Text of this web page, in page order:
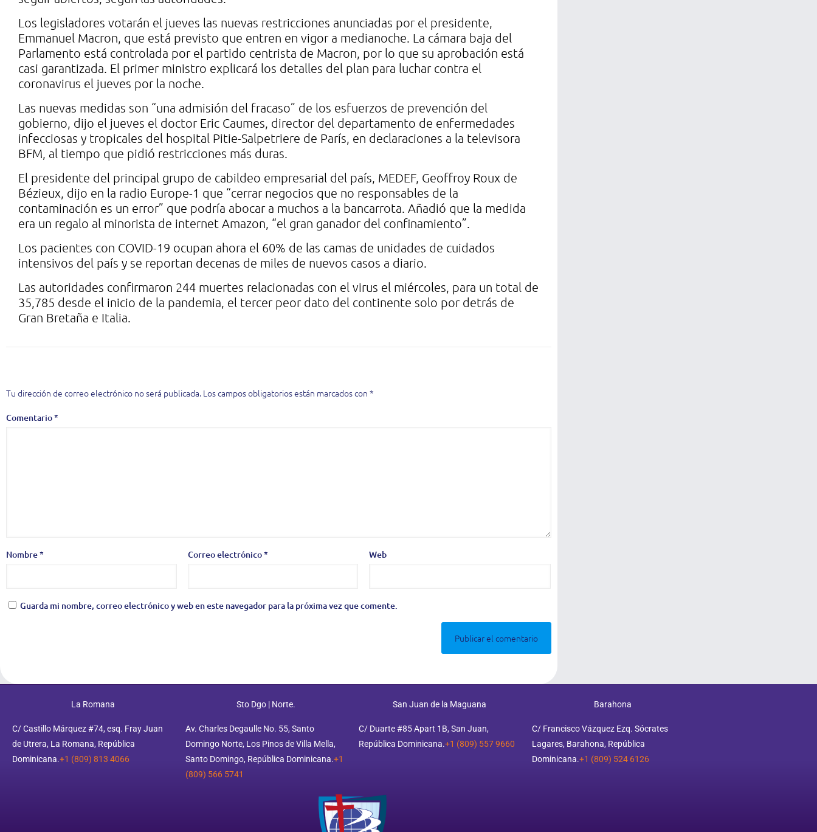
Los legisladores votarán el jueves las nuevas restricciones anunciadas por el presidente,
Emmanuel Macron, que está previsto que entren en vigor a medianoche. La cámara baja del
Parlamento está controlada por el partido centrista de Macron, por lo que su aprobación está
casi garantizada. El primer ministro explicará los detalles del plan para luchar contra el
coronavirus el jueves por la noche.
Las nuevas medidas son “una admisión del fracaso” de los esfuerzos de prevención del
gobierno, dijo el jueves el doctor Eric Caumes, director del departamento de enfermedades
infecciosas y tropicales del hospital Pitie-Salpetriere de París, en declaraciones a la televisora
BFM, al tiempo que pidió restricciones más duras.
El presidente del principal grupo de cabildeo empresarial del país, MEDEF, Geoffroy Roux de
Bézieux, dijo en la radio Europe-1 que “cerrar negocios que no responsables de la
contaminación es un error” que podría abocar a muchos a la bancarrota. Añadió que la medida
era un regalo al minorista de internet Amazon, “el gran ganador del confinamiento”.
Los pacientes con COVID-19 ocupan ahora el 60% de las camas de unidades de cuidados
intensivos del país y se reportan decenas de miles de nuevos casos a diario.
Las autoridades confirmaron 244 muertes relacionadas con el virus el miércoles, para un total de
35,785 desde el inicio de la pandemia, el tercer peor dato del continente solo por detrás de
Gran Bretaña e Italia.
Tu dirección de correo electrónico no será publicada. Los campos obligatorios están marcados con *
Comentario*
Nombre* Correo electrónico* Web
Guarda mi nombre, correo electrónico y web en este navegador para la próxima vez que comente.
La Romana
C/ Castillo Márquez #74, esq. Fray Juan
de Utrera, La Romana, República
Dominicana.+1 (809) 813 4066
Sto Dgo | Norte.
Av. Charles Degaulle No. 55, Santo
Domingo Norte, Los Pinos de Villa Mella,
Santo Domingo, República Dominicana.+1
(809) 566 5741
San Juan de la Maguana
C/ Duarte #85 Apart 1B, San Juan,
República Dominicana.+1 (809) 557 9660
Barahona
C/ Francisco Vázquez Ezq. Sócrates
Lagares, Barahona, República
Dominicana.+1 (809) 524 6126